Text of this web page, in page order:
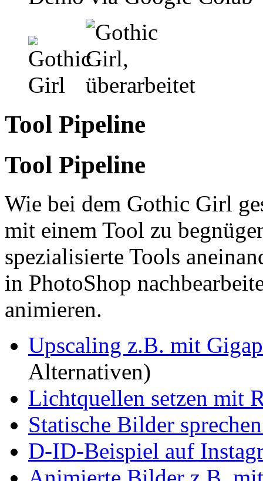
Tool Pipeline
Tool Pipeline
Wie bei dem Gothic Girl
mit einem Tool zu
spezialisierte Tools
in PhotoShop
animieren.
Upscaling z.B. mit
Alternativen)
Lichtquellen setzen mit
Statische Bilder
D-ID-Beispiel auf